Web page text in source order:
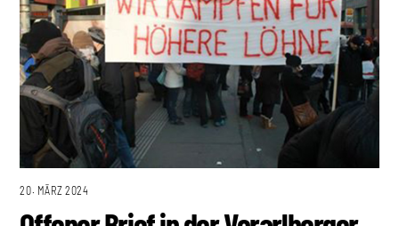
20. MÄRZ 2024